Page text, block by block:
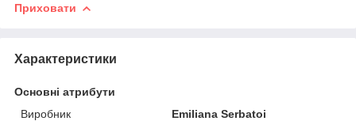
Приховати
Характеристики
Основні атрибути
Виробник
Emiliana Serbatoi